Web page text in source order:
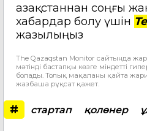
Қазақстаннан соңғы
хабардар болу үшін
жазылыңыз
The Qazaqstan Monitor сайтында
мәтінді бастапқы көзге міндетті
болады. Толық мақаланы қайта
жазбаша рұқсат қажет.
# стартап қолөнер